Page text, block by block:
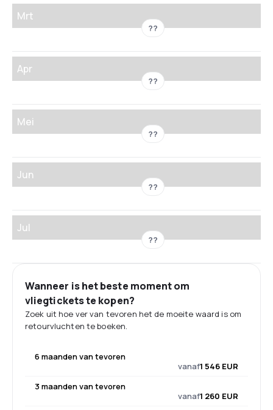
Mrt
??
Apr
??
Mei
??
Jun
??
Jul
??
Wanneer is het beste moment om
vliegtickets te kopen?
Zoek uit hoe ver van tevoren het de moeite waard is om
retourvluchten te boeken.
6 maanden van tevoren
vanaf1 546 EUR
3 maanden van tevoren
vanaf1 260 EUR